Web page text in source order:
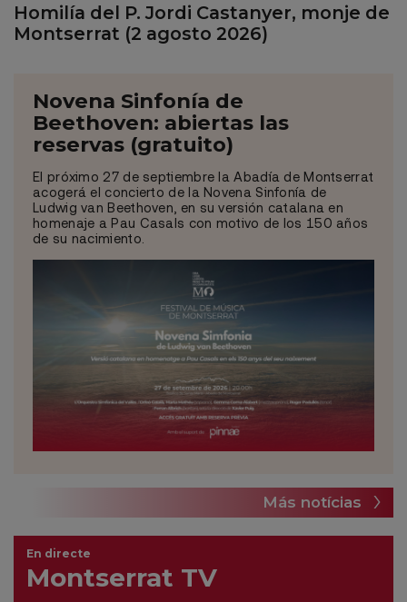
Homilía del P. Jordi Castanyer, monje de
Montserrat (2 agosto 2026)
Novena Sinfonía de
Beethoven: abiertas las
reservas (gratuito)
El próximo 27 de septiembre la Abadía de Montserrat
acogerá el concierto de la Novena Sinfonía de
Ludwig van Beethoven, en su versión catalana en
homenaje a Pau Casals con motivo de los 150 años
de su nacimiento.
Más notícias
En directe
Montserrat TV